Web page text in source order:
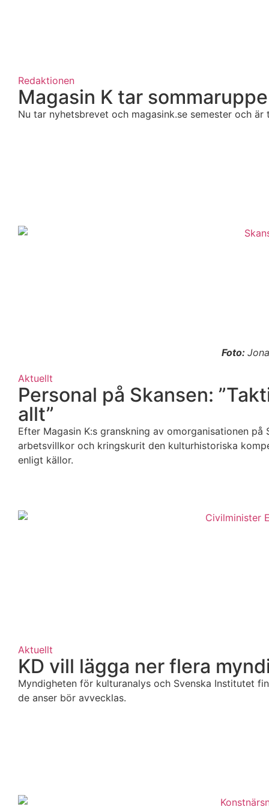
Redaktionen
Magasin K tar
Nu tar nyhetsbrevet och magasink.se semester och
Foto:
Aktuellt
Personal på Skansen:
allt”
Efter Magasin K:s granskning av omorganisationen
arbetsvillkor och kringskurit den kulturhistoriska
enligt källor.
Aktuellt
KD vill lägga ner flera
Myndigheten för kulturanalys och Svenska Institutet
de anser bör avvecklas.